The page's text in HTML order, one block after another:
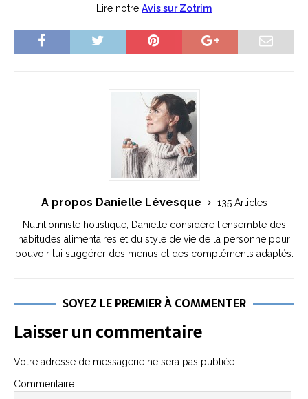
Lire notre Avis sur Zotrim
A propos Danielle Lévesque
135 Articles
Nutritionniste holistique, Danielle considère l'ensemble des
habitudes alimentaires et du style de vie de la personne pour
pouvoir lui suggérer des menus et des compléments adaptés.
SOYEZ LE PREMIER À COMMENTER
Laisser un commentaire
Votre adresse de messagerie ne sera pas publiée.
Commentaire